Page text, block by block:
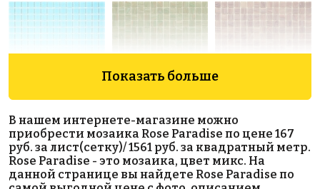
Rose A 04(1)
327x327
Rose GA 21(1)
327x327
Rose GA 43(1)
327x327
Показать больше
В нашем интернете-магазине можно
приобрести мозаика Rose Paradise по цене 167
руб. за лист(сетку)/ 1561 руб. за квадратный метр.
Rose Paradise - это мозаика, цвет микс. На
данной странице вы найдете Rose Paradise по